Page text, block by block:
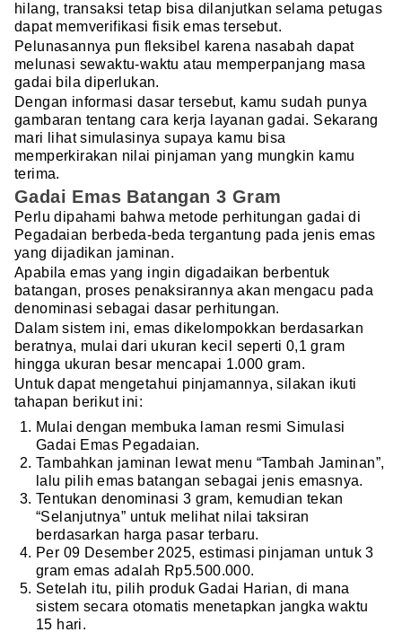
hilang, transaksi tetap bisa dilanjutkan selama petugas
dapat memverifikasi fisik emas tersebut.
Pelunasannya pun fleksibel karena nasabah dapat
melunasi sewaktu-waktu atau memperpanjang masa
gadai bila diperlukan.
Dengan informasi dasar tersebut, kamu sudah punya
gambaran tentang cara kerja layanan gadai. Sekarang
mari lihat simulasinya supaya kamu bisa
memperkirakan nilai pinjaman yang mungkin kamu
terima.
Gadai Emas Batangan 3 Gram
Perlu dipahami bahwa metode perhitungan gadai di
Pegadaian berbeda-beda tergantung pada jenis emas
yang dijadikan jaminan.
Apabila emas yang ingin digadaikan berbentuk
batangan, proses penaksirannya akan mengacu pada
denominasi sebagai dasar perhitungan.
Dalam sistem ini, emas dikelompokkan berdasarkan
beratnya, mulai dari ukuran kecil seperti 0,1 gram
hingga ukuran besar mencapai 1.000 gram.
Untuk dapat mengetahui pinjamannya, silakan ikuti
tahapan berikut ini:
Mulai dengan membuka laman resmi Simulasi
Gadai Emas Pegadaian.
Tambahkan jaminan lewat menu “Tambah Jaminan”,
lalu pilih emas batangan sebagai jenis emasnya.
Tentukan denominasi 3 gram, kemudian tekan
“Selanjutnya” untuk melihat nilai taksiran
berdasarkan harga pasar terbaru.
Per 09 Desember 2025, estimasi pinjaman untuk 3
gram emas adalah Rp5.500.000.
Setelah itu, pilih produk Gadai Harian, di mana
sistem secara otomatis menetapkan jangka waktu
15 hari.